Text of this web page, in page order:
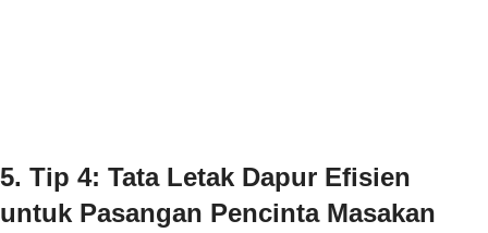
5. Tip 4: Tata Letak Dapur Efisien
untuk Pasangan Pencinta Masakan